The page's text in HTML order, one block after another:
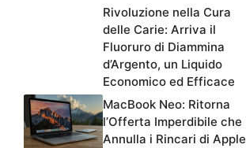
Rivoluzione nella Cura
delle Carie: Arriva il
Fluoruro di Diammina
d’Argento, un Liquido
Economico ed Efficace
MacBook Neo: Ritorna
l’Offerta Imperdibile che
Annulla i Rincari di Apple